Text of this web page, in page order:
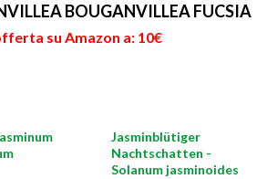
BOUGANVILLEA FUCSIA
su Amazon a: 10€
Jasminblütiger
Nachtschatten -
Solanum jasminoides